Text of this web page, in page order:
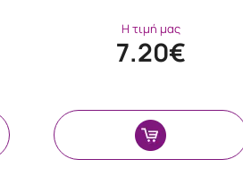
Η τιμή μας
7.20€